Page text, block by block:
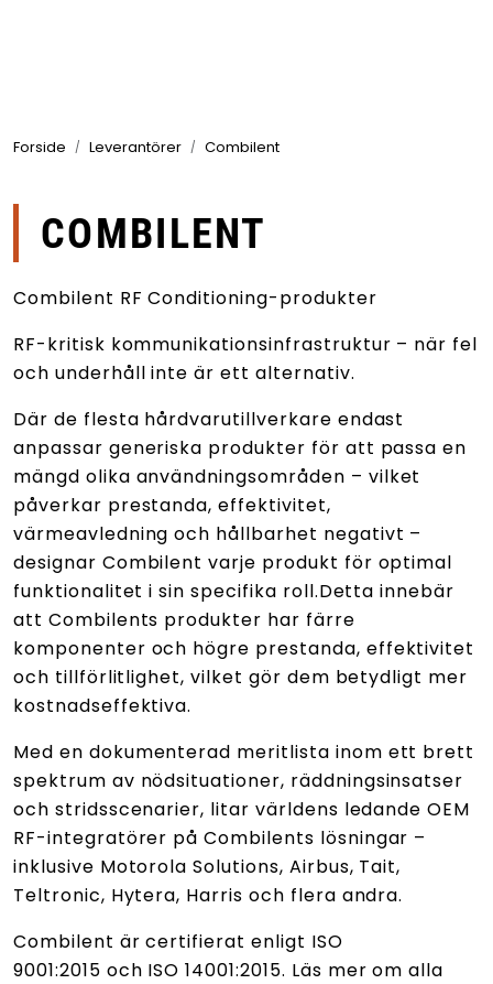
Forside Leverantörer Combilent
COMBILENT
Combilent RF Conditioning-produkter
RF-kritisk kommunikationsinfrastruktur – när fel
och underhåll inte är ett alternativ.
Där de flesta hårdvarutillverkare endast
anpassar generiska produkter för att passa en
mängd olika användningsområden – vilket
påverkar prestanda, effektivitet,
värmeavledning och hållbarhet negativt –
designar Combilent varje produkt för optimal
funktionalitet i sin specifika roll.Detta innebär
att Combilents produkter har färre
komponenter och högre prestanda, effektivitet
och tillförlitlighet, vilket gör dem betydligt mer
kostnadseffektiva.
Med en dokumenterad meritlista inom ett brett
spektrum av nödsituationer, räddningsinsatser
och stridsscenarier, litar världens ledande OEM
RF-integratörer på Combilents lösningar –
inklusive Motorola Solutions, Airbus, Tait,
Teltronic, Hytera, Harris och flera andra.
Combilent är certifierat enligt ISO
9001:2015 och ISO 14001:2015. Läs mer om alla
Branscher
Leverantörer